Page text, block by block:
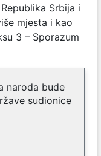
Srbija i
mjesta i kao
3 – Sporazum
naroda bude
sudionice